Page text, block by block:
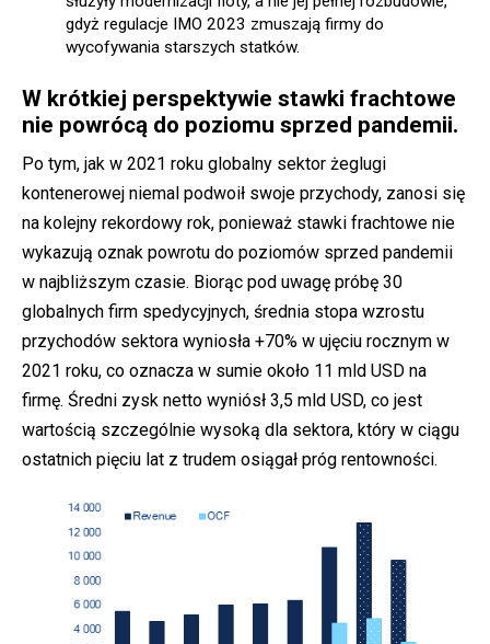
gdyż regulacje IMO 2023 zmuszają firmy do
wycofywania starszych statków.
W krótkiej perspektywie stawki frachtowe
nie powrócą do poziomu sprzed pandemii.
Po tym, jak w 2021 roku globalny sektor żeglugi
kontenerowej niemal podwoił swoje przychody, zanosi się
na kolejny rekordowy rok, ponieważ stawki frachtowe nie
wykazują oznak powrotu do poziomów sprzed pandemii
w najbliższym czasie. Biorąc pod uwagę próbę 30
globalnych firm spedycyjnych, średnia stopa wzrostu
przychodów sektora wyniosła +70% w ujęciu rocznym w
2021 roku, co oznacza w sumie około 11 mld USD na
firmę. Średni zysk netto wyniósł 3,5 mld USD, co jest
wartością szczególnie wysoką dla sektora, który w ciągu
ostatnich pięciu lat z trudem osiągał próg rentowności.